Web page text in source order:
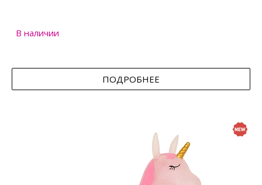
В наличии
ПОДРОБНЕЕ